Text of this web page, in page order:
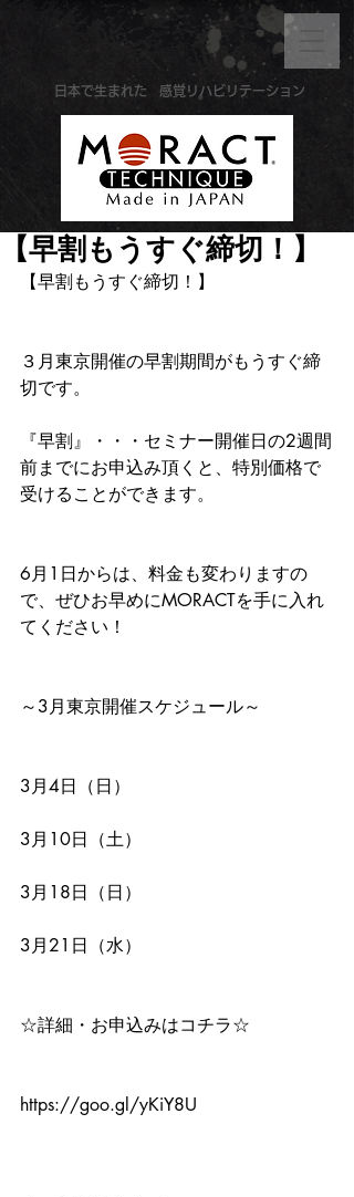
感覚リハビリテーション
​日本で生まれた
【早割もうすぐ締切！】
【早割もうすぐ締切！】
３月東京開催の早割期間がもうすぐ締
切です。
『早割』・・・セミナー開催日の2週間
前までにお申込み頂くと、特別価格で
受けることができます。
6月1日からは、料金も変わりますの
で、ぜひお早めにMORACTを手に入れ
てください！
～3月東京開催スケジュール～
3月4日（日）
3月10日（土）
3月18日（日）
3月21日（水）
☆詳細・お申込みはコチラ☆
https://goo.gl/yKiY8U